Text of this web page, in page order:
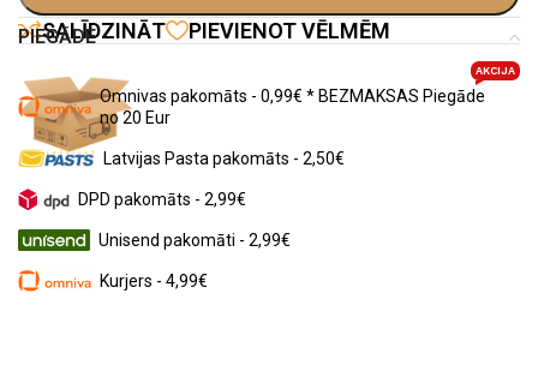
SALĪDZINĀT PIEVIENOT VĒLMĒM
PIEGĀDE
Omnivas pakomāts - 0,99€ * BEZMAKSAS Piegāde
no 20 Eur
AKCIJA
Latvijas Pasta pakomāts - 2,50€
DPD pakomāts - 2,99€
Unisend pakomāti - 2,99€
Kurjers - 4,99€